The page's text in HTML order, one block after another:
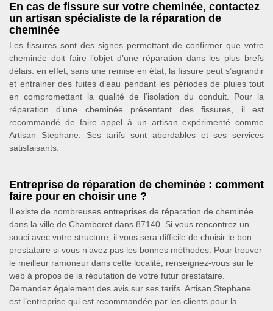
En cas de fissure sur votre cheminée, contactez
un artisan spécialiste de la réparation de
cheminée
Les fissures sont des signes permettant de confirmer que votre
cheminée doit faire l’objet d’une réparation dans les plus brefs
délais. en effet, sans une remise en état, la fissure peut s’agrandir
et entrainer des fuites d’eau pendant les périodes de pluies tout
en compromettant la qualité de l’isolation du conduit. Pour la
réparation d’une cheminée présentant des fissures, il est
recommandé de faire appel à un artisan expérimenté comme
Artisan Stephane. Ses tarifs sont abordables et ses services
satisfaisants.
Entreprise de réparation de cheminée : comment
faire pour en choisir une ?
Il existe de nombreuses entreprises de réparation de cheminée
dans la ville de Chamboret dans 87140. Si vous rencontrez un
souci avec votre structure, il vous sera difficile de choisir le bon
prestataire si vous n’avez pas les bonnes méthodes. Pour trouver
le meilleur ramoneur dans cette localité, renseignez-vous sur le
web à propos de la réputation de votre futur prestataire.
Demandez également des avis sur ses tarifs. Artisan Stephane
est l’entreprise qui est recommandée par les clients pour la